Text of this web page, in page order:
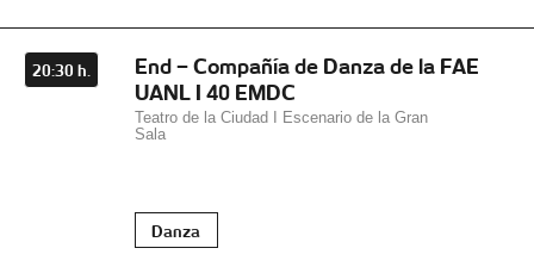
20:30 h.
End – Compañía de Danza de la FAE
UANL I 40 EMDC
Teatro de la Ciudad I Escenario de la Gran
Sala
Danza